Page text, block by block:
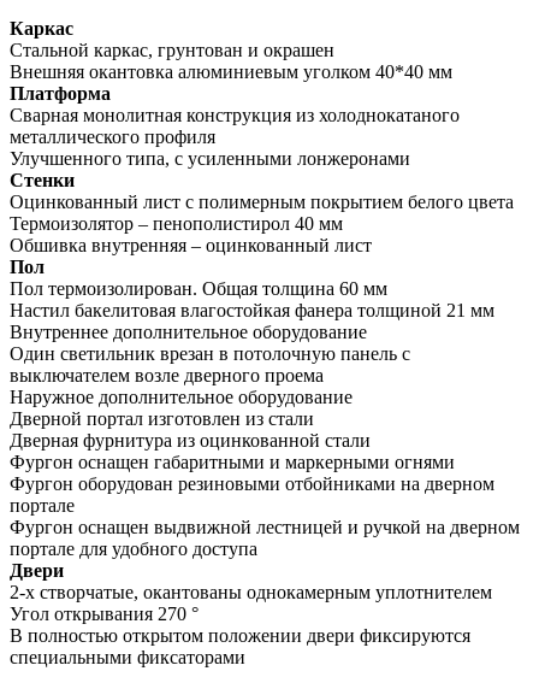
Каркас
Стальной каркас, грунтован и окрашен
Внешняя окантовка алюминиевым уголком 40*40 мм
Платформа
Сварная монолитная конструкция из холоднокатаного
металлического профиля
Улучшенного типа, с усиленными лонжеронами
Стенки
Оцинкованный лист с полимерным покрытием белого цвета
Термоизолятор – пенополистирол 40 мм
Обшивка внутренняя – оцинкованный лист
Пол
Пол термоизолирован. Общая толщина 60 мм
Настил бакелитовая влагостойкая фанера толщиной 21 мм
Внутреннее дополнительное оборудование
Один светильник врезан в потолочную панель с
выключателем возле дверного проема
Наружное дополнительное оборудование
Дверной портал изготовлен из стали
Дверная фурнитура из оцинкованной стали
Фургон оснащен габаритными и маркерными огнями
Фургон оборудован резиновыми отбойниками на дверном
портале
Фургон оснащен выдвижной лестницей и ручкой на дверном
портале для удобного доступа
Двери
2-х створчатые, окантованы однокамерным уплотнителем
Угол открывания 270 °
В полностью открытом положении двери фиксируются
специальными фиксаторами